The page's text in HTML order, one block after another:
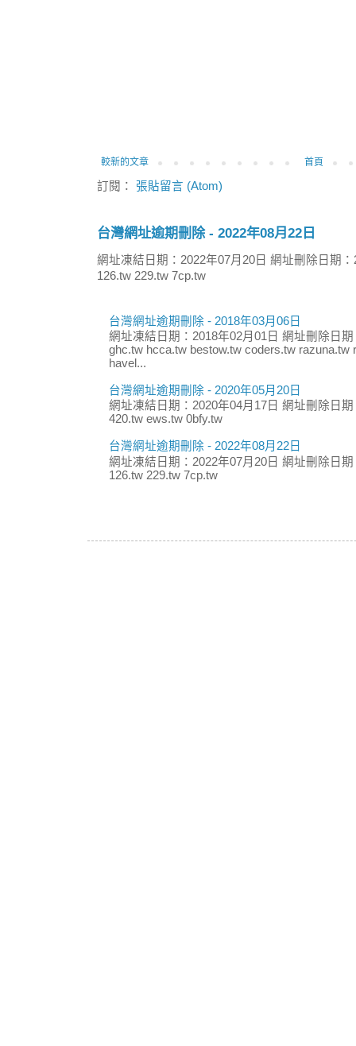
較新的文章 首頁
訂閱： 張貼留言 (Atom)
台灣網址逾期刪除 - 2022年08月22日
網址凍結日期：2022年07月20日 網址刪除日期
126.tw 229.tw 7cp.tw
台灣網址逾期刪除 - 2018年03月06日
網址凍結日期：2018年02月01日 網址刪除日
ghc.tw hcca.tw bestow.tw coders.tw razuna.tw
havel...
台灣網址逾期刪除 - 2020年05月20日
網址凍結日期：2020年04月17日 網址刪除日
420.tw ews.tw 0bfy.tw
台灣網址逾期刪除 - 2022年08月22日
網址凍結日期：2022年07月20日 網址刪除日
126.tw 229.tw 7cp.tw